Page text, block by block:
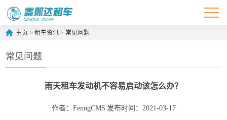
主页 >租车资讯 > 常见问题
常见问题
雨天租车发动机不容易启动该怎么办？
作者：FenngCMS 发布时间：2021-03-17